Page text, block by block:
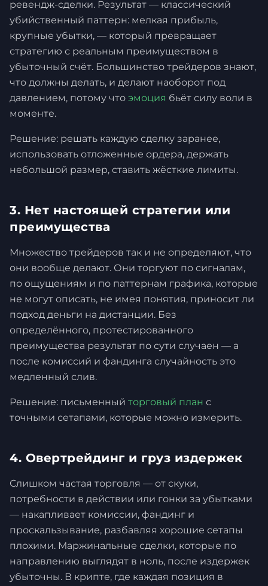
ревендж-сделки. Результат — классический
убийственный паттерн: мелкая прибыль,
крупные убытки, — который превращает
стратегию с реальным преимуществом в
убыточный счёт. Большинство трейдеров знают,
что должны делать, и делают наоборот под
давлением, потому что эмоция бьёт силу воли в
моменте.
Решение: решать каждую сделку заранее,
использовать отложенные ордера, держать
небольшой размер, ставить жёсткие лимиты.
3. Нет настоящей стратегии или
преимущества
Множество трейдеров так и не определяют, что
они вообще делают. Они торгуют по сигналам,
по ощущениям и по паттернам графика, которые
не могут описать, не имея понятия, приносит ли
подход деньги на дистанции. Без
определённого, протестированного
преимущества результат по сути случаен — а
после комиссий и фандинга случайность это
медленный слив.
Решение: письменный торговый план с
точными сетапами, которые можно измерить.
4. Овертрейдинг и груз издержек
Слишком частая торговля — от скуки,
потребности в действии или гонки за убытками
— накапливает комиссии, фандинг и
проскальзывание, разбавляя хорошие сетапы
плохими. Маржинальные сделки, которые по
направлению выглядят в ноль, после издержек
убыточны. В крипте, где каждая позиция в